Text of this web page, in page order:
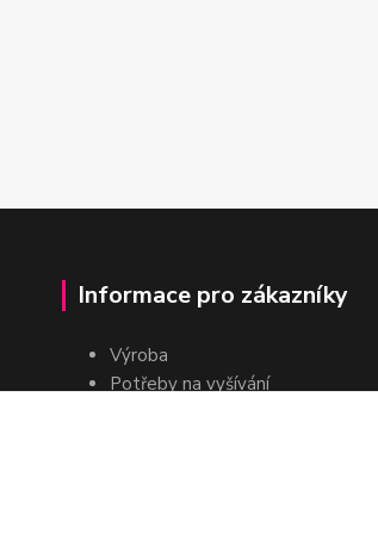
Informace pro zákazníky
Výroba
Potřeby na vyšívání